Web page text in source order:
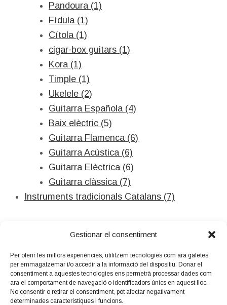
Gestionar el consentiment
Per oferir les millors experiències, utilitzem tecnologies com ara galetes
per emmagatzemar i/o accedir a la informació del dispositiu. Donar el
consentiment a aquestes tecnologies ens permetrà processar dades com
ara el comportament de navegació o identificadors únics en aquest lloc.
No consentir o retirar el consentiment, pot afectar negativament
determinades característiques i funcions.
Pandoura (1)
Fídula (1)
Cítola (1)
cigar-box guitars (1)
Kora (1)
Timple (1)
Ukelele (2)
Guitarra Española (4)
Baix elèctric (5)
Guitarra Flamenca (6)
Guitarra Acústica (6)
Guitarra Elèctrica (6)
Guitarra clàssica (7)
Instruments tradicionals Catalans (7)
Amb el suport
de: